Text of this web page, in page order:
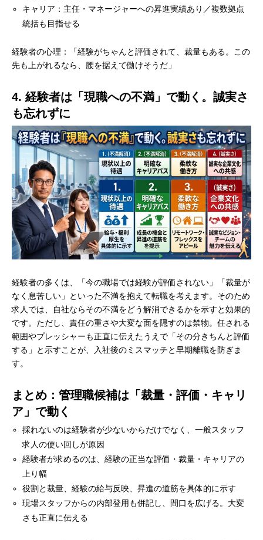
キャリア：主任・マネージャーへの昇進実績あり／複数拠点
統括も目指せる
経験者の心理：「経験がちゃんと評価されて、裁量もある。この
先も上がれるなら、腰を据えて働けそうだ」
4. 経験者は「現職への不満」で動く。誠実さ
も忘れずに
経験者の多くは、「今の職場では経験が評価されない」「裁量が
なく息苦しい」といった不満を抱えて転職を考えます。そのため
求人では、自社ならその不満をどう解消できるかを示すと効果的
です。ただし、責任の重さや大変な面を隠すのは禁物。任される
範囲やプレッシャーも正直に伝えたうえで「その分きちんと評価
する」と示すことが、入社後のミスマッチと早期離職を防ぎま
す。
まとめ：管理職候補は「裁量・評価・キャリ
ア」で動く
採れないのは経験者が少ないからだけでなく、一般スタッフ
求人の使い回しが原因
経験者が求めるのは、経験の正当な評価・裁量・キャリアの
上り幅
役割と裁量、経験の給与反映、昇進の道筋を具体的に示す
現場スタッフからの内部登用も併記し、間口を広げる。大変
さも正直に伝える